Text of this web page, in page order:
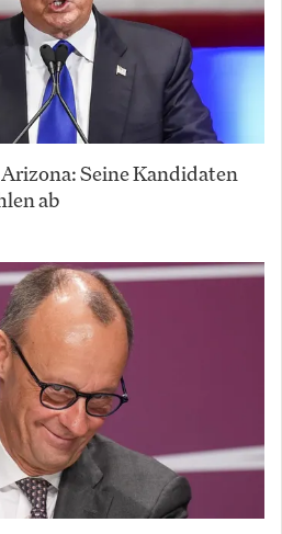
Seine Kandidaten
ab